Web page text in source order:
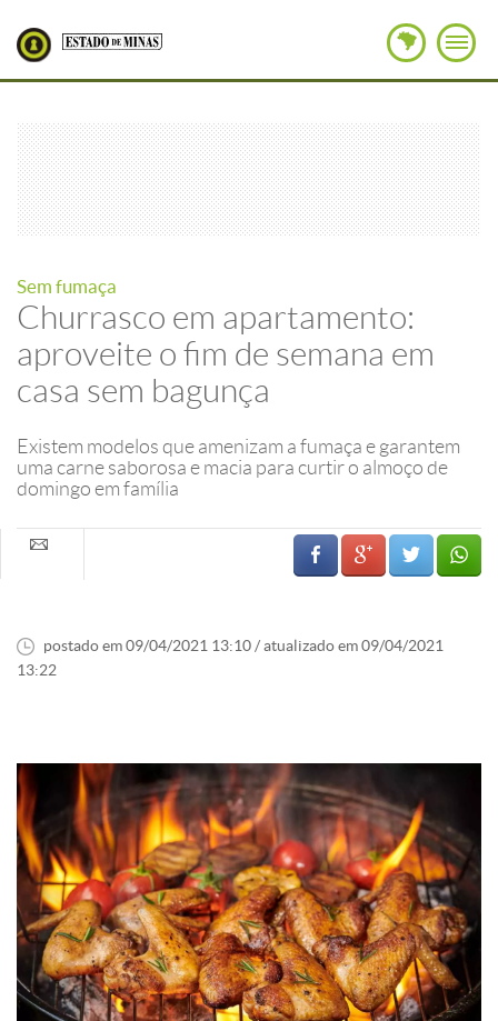
Sem fumaça
Churrasco em apartamento:
aproveite o fim de semana em
casa sem bagunça
Existem modelos que amenizam a fumaça e garantem
uma carne saborosa e macia para curtir o almoço de
domingo em família
postado em 09/04/2021 13:10 / atualizado em 09/04/2021
13:22